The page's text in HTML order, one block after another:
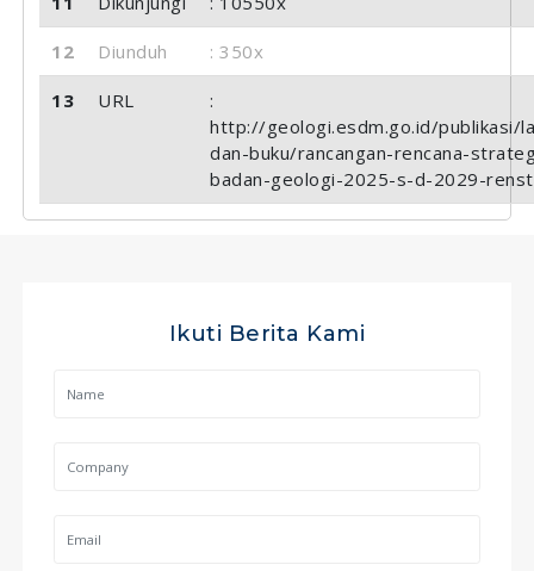
12 Diunduh : 350x
13 URL
:
http://geologi.esdm.go.id/publikasi/
dan-buku/rancangan-rencana-
badan-geologi-2025-s-d-2029-
Ikuti Berita Kami